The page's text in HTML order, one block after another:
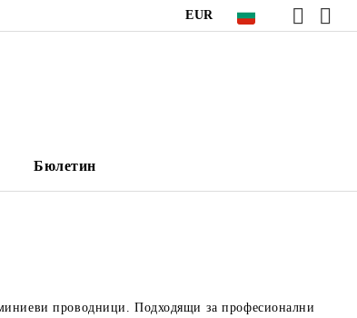
EUR
Бюлетин
проводници. Подходящи за професионални